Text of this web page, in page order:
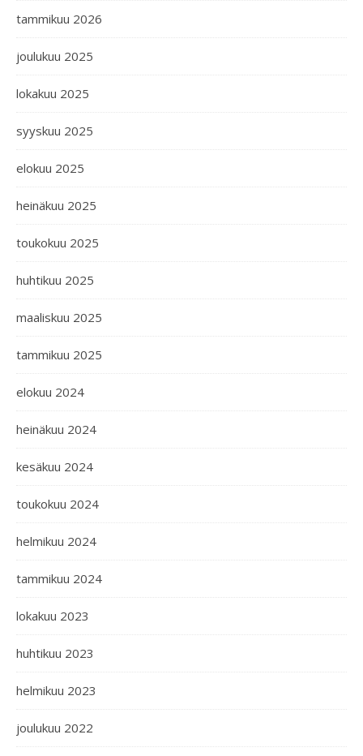
tammikuu 2026
joulukuu 2025
lokakuu 2025
syyskuu 2025
elokuu 2025
heinäkuu 2025
toukokuu 2025
huhtikuu 2025
maaliskuu 2025
tammikuu 2025
elokuu 2024
heinäkuu 2024
kesäkuu 2024
toukokuu 2024
helmikuu 2024
tammikuu 2024
lokakuu 2023
huhtikuu 2023
helmikuu 2023
joulukuu 2022